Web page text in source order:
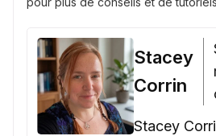
Stacey
Corrin
Stacey